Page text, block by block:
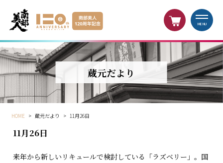
MENU
蔵元だより
HOME > 蔵元だより > 11月26日
11月26日
来年から新しいリキュールで検討している「ラズベリー」。国